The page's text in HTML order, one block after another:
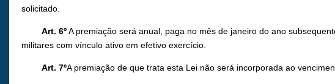
solicitado.
Art. 6ºA premiação será anual, paga no mês de janeiro do ano
militares com vínculo ativo em efetivo exercício.
Art. 7ºA premiação de que trata esta Lei não será incorporada ao